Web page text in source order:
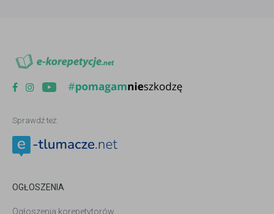
Sprawdź też:
OGŁOSZENIA
Ogłoszenia korepetytorów